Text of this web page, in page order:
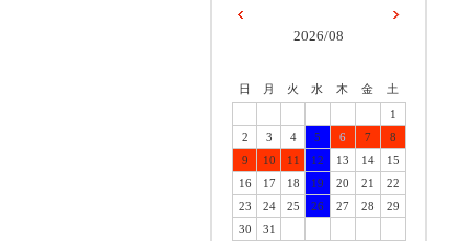
2026/08
日 月 火 水 木 金
土
1
2
3 4 5 6 7
8
9
10 11 12 13 14
15
16
17 18 19 20 21
22
23
24 25 26 27 28
29
30
31